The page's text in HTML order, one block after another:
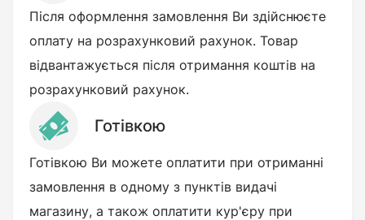
Після оформлення замовлення Ви здійснюєте
оплату на розрахунковий рахунок. Товар
відвантажується після отримання коштів на
розрахунковий рахунок.
Готівкою
Готівкою Ви можете оплатити при отриманні
замовлення в одному з пунктів видачі
магазину, а також оплатити кур'єру при